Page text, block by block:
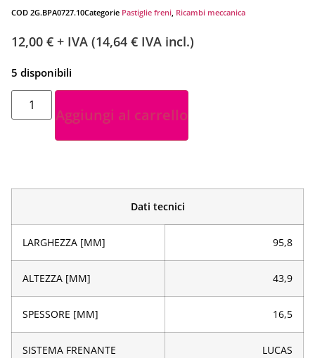
COD 2G.BPA0727.10Categorie Pastiglie freni, Ricambi meccanica
12,00 € + IVA (14,64 € IVA incl.)
5 disponibili
Aggiungi al carrello
Dati tecnici
LARGHEZZA [MM] 95,8
ALTEZZA [MM] 43,9
SPESSORE [MM] 16,5
SISTEMA FRENANTE LUCAS